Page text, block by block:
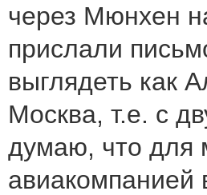
через Мюнхен
прислали
выглядеть как
Москва, т.е. с
думаю, что для
авиакомпанией